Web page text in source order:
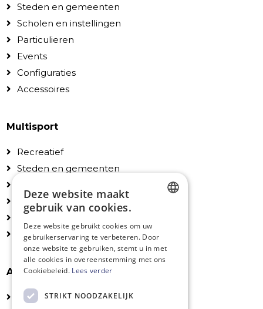
Steden en gemeenten
Scholen en instellingen
Particulieren
Events
Configuraties
Accessoires
Multisport
Recreatief
Steden en gemeenten
Particulieren
Configuraties
Accessoires
Algemeen
Technische fiches
FRENCH
ENGLISH
Deze website maakt
gebruik van cookies.
Deze website gebruikt cookies om uw
gebruikerservaring te verbeteren. Door
onze website te gebruiken, stemt u in met
alle cookies in overeenstemming met ons
Cookiebeleid. Lees verder
STRIKT NOODZAKELIJK